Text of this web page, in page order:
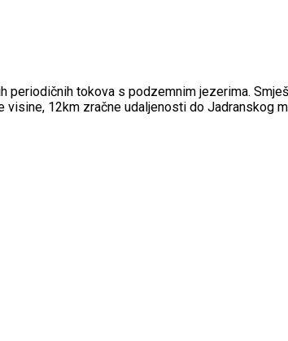
tokova s podzemnim jezerima.
12km zračne udaljenosti do Jadranskog